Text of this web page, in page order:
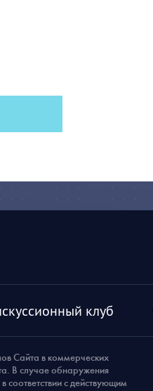
клуб
Сайта в коммерческих
В случае обнаружения
соответствии с действующим